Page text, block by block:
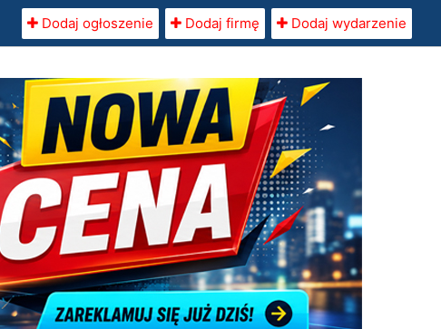
Dodaj ogłoszenie Dodaj firmę Dodaj wydarzenie